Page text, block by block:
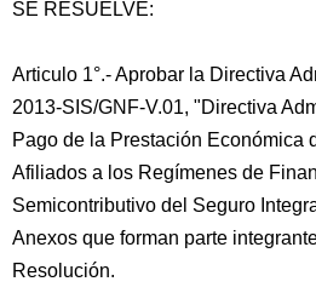
SE RESUELVE:
Articulo 1°.- Aprobar la Directiva
2013-SIS/GNF-V.01, "Directiva
Pago de la Prestación Económica
Afiliados a los Regímenes de
Semicontributivo del Seguro
Anexos que forman parte
Resolución.